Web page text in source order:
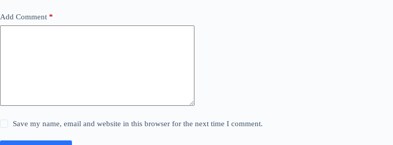
Add Comment *
Save my name, email and website in this browser for the next time I comment.